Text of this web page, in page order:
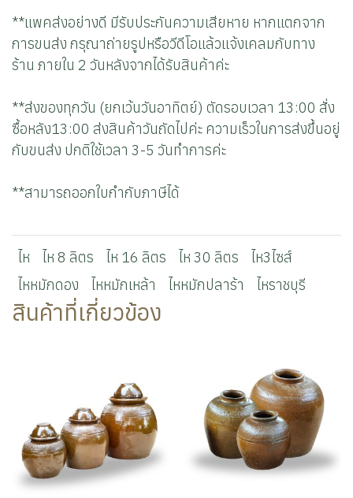
**แพคส่งอย่างดี มีรับประกันความเสียหาย หากแตกจาก
การขนส่ง กรุณาถ่ายรูปหรือวีดีโอแล้วแจ้งเคลมกับทาง
ร้าน ภายใน 2 วันหลังจากได้รับสินค้าค่ะ
**ส่งของทุกวัน (ยกเว้นวันอาทิตย์) ตัดรอบเวลา 13:00 สั่ง
ซื้อหลัง13:00 ส่งสินค้าวันถัดไปค่ะ ความเร็วในการส่งขึ้นอยู่
กับขนส่ง ปกติใช้เวลา 3-5 วันทำการค่ะ
**สามารถออกใบกำกับภาษีได้
ไห ไห 8 ลิตร ไห 16 ลิตร ไห 30 ลิตร
ไห3ไซส์
ไหหมักดอง
ไหหมักเหล้า ไหหมักปลาร้า ไหราชบุรี
สินค้าที่เกี่ยวข้อง